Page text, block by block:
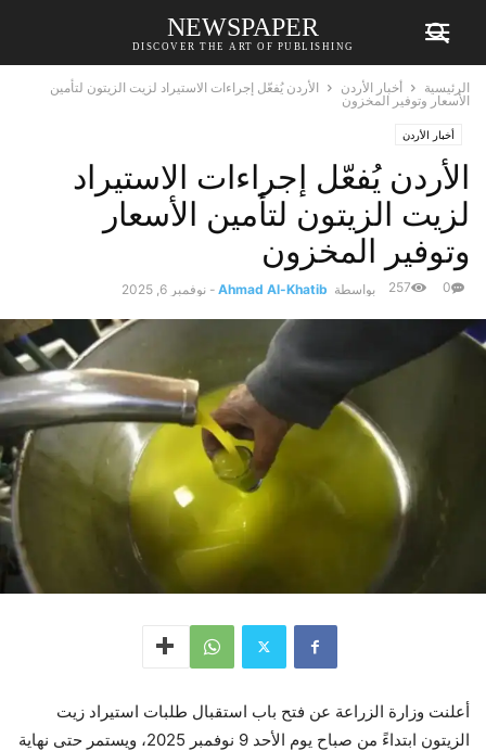
NEWSPAPER
DISCOVER THE ART OF PUBLISHING
الرئيسية أخبار الأردن
الأردن يُفعّل إجراءات الاستيراد لزيت الزيتون لتأمين
الأسعار وتوفير المخزون
أخبار الأردن
الأردن يُفعّل إجراءات الاستيراد
لزيت الزيتون لتأمين الأسعار
وتوفير المخزون
بواسطة Ahmad Al-Khatib
- نوفمبر 6, 2025 0
257
أعلنت وزارة الزراعة عن فتح باب استقبال طلبات استيراد زيت
الزيتون ابتداءً من صباح يوم الأحد 9 نوفمبر 2025، ويستمر حتى نهاية